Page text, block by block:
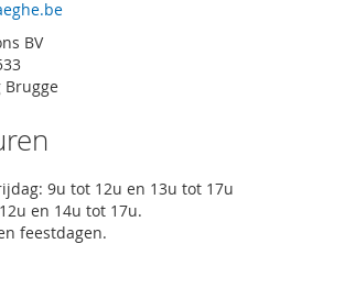
BV
Brugge
9u tot 12u en 13u tot 17u
en 14u tot 17u.
feestdagen.